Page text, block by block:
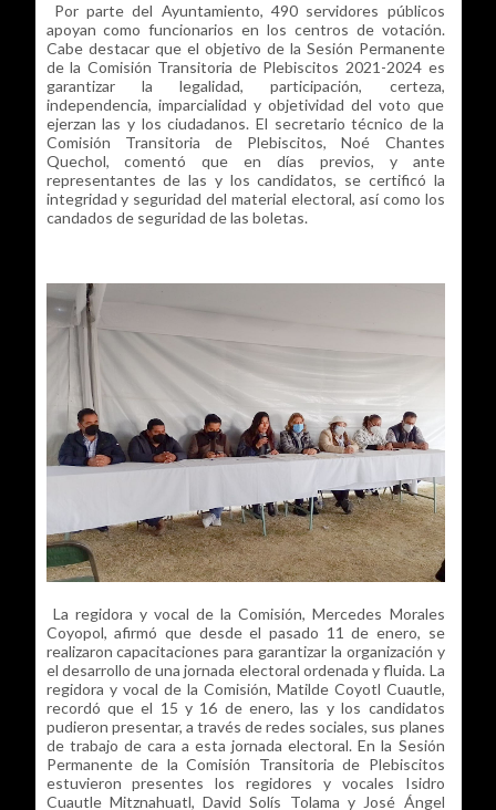
Por parte del Ayuntamiento, 490 servidores públicos
apoyan como funcionarios en los centros de votación.
Cabe destacar que el objetivo de la Sesión Permanente
de la Comisión Transitoria de Plebiscitos 2021-2024 es
garantizar la legalidad, participación, certeza,
independencia, imparcialidad y objetividad del voto que
ejerzan las y los ciudadanos. El secretario técnico de la
Comisión Transitoria de Plebiscitos, Noé Chantes
Quechol, comentó que en días previos, y ante
representantes de las y los candidatos, se certificó la
integridad y seguridad del material electoral, así como los
candados de seguridad de las boletas.
La regidora y vocal de la Comisión, Mercedes Morales
Coyopol, afirmó que desde el pasado 11 de enero, se
realizaron capacitaciones para garantizar la organización y
el desarrollo de una jornada electoral ordenada y fluida. La
regidora y vocal de la Comisión, Matilde Coyotl Cuautle,
recordó que el 15 y 16 de enero, las y los candidatos
pudieron presentar, a través de redes sociales, sus planes
de trabajo de cara a esta jornada electoral. En la Sesión
Permanente de la Comisión Transitoria de Plebiscitos
estuvieron presentes los regidores y vocales Isidro
Cuautle Mitznahuatl, David Solís Tolama y José Ángel